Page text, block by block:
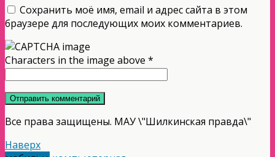
Сохранить моё имя, email и адрес сайта в этом
браузере для последующих моих комментариев.
Characters in the image above *
Все права защищены. МАУ \"Шилкинская правда\"
Наверх